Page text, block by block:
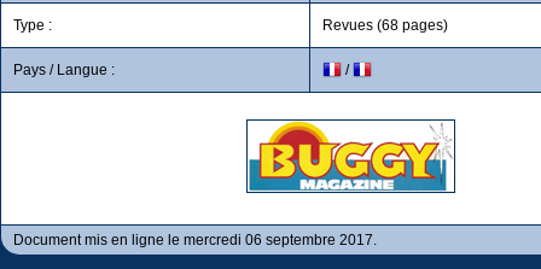
Type : Revues (68 pages)
Pays / Langue : /
Document mis en ligne le mercredi 06 septembre 2017.